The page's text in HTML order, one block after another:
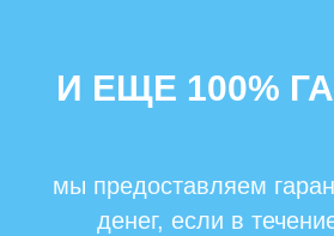
И ЕЩЕ 100%
мы предоставляем
денег, если в